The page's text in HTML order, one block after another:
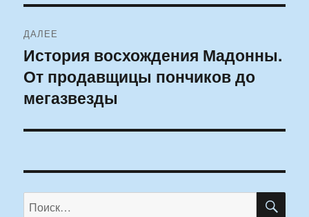
ДАЛЕЕ
Следующая
запись:
История восхождения Мадонны.
От продавщицы пончиков до
мегазвезды
Искать: